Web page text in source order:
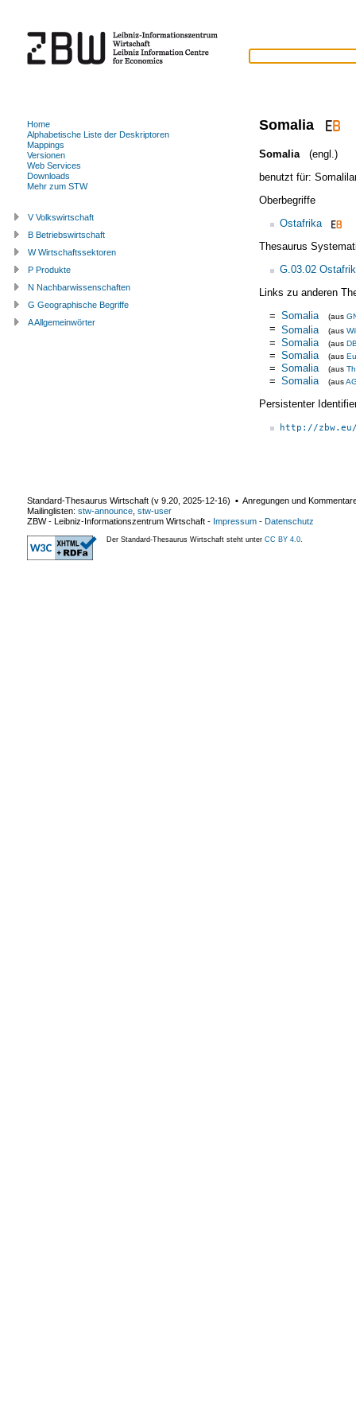
Somalia
Somalia
(engl.)
benutzt für:
Oberbegriffe
Ostafrika
Thesaurus
G.03.02
Links zu anderen
= Somalia (aus
= Somalia (aus
= Somalia (aus
= Somalia (aus
= Somalia (aus
= Somalia (aus
Persistenter
http://
Home
Alphabetische Liste der Deskriptoren
Mappings
Versionen
Web Services
Downloads
Mehr zum STW
V Volkswirtschaft
B Betriebswirtschaft
W Wirtschaftssektoren
P Produkte
N Nachbarwissenschaften
G Geographische Begriffe
A Allgemeinwörter
Standard-Thesaurus Wirtschaft (v 9.20 2025-12-16) ▪ Anregungen und
Mailinglisten: stw-announce stw-user
ZBW - Leibniz-Informationszentrum Wirtschaft - Impressum - Datenschutz
Der Standard-Thesaurus Wirtschaft steht unter CC BY 4.0